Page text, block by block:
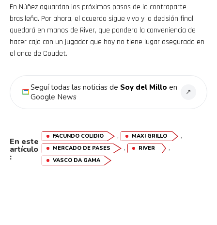
En Núñez aguardan los próximos pasos de la contraparte
brasileña. Por ahora, el acuerdo sigue vivo y la decisión final
quedará en manos de River, que pondera la conveniencia de
hacer caja con un jugador que hoy no tiene lugar asegurado en
el once de Coudet.
Seguí todas las noticias de Soy del Millo en
Google News
↗
En este
artículo
:
FACUNDO COLIDIO , MAXI GRILLO ,
MERCADO DE PASES , RIVER ,
VASCO DA GAMA